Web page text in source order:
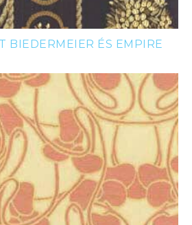
BIEDERMEIER ÉS EMPIRE